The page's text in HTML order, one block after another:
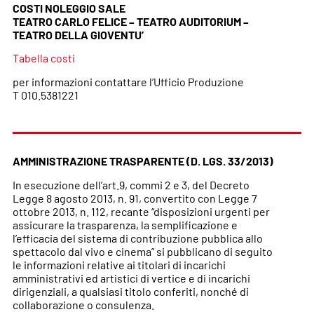
COSTI NOLEGGIO SALE
TEATRO CARLO FELICE – TEATRO AUDITORIUM –
TEATRO DELLA GIOVENTU’
Tabella costi
per informazioni contattare l’Ufficio Produzione
T 010.5381221
AMMINISTRAZIONE TRASPARENTE (D. LGS. 33/2013)
In esecuzione dell’art.9, commi 2 e 3, del Decreto
Legge 8 agosto 2013, n. 91, convertito con Legge 7
ottobre 2013, n. 112, recante “disposizioni urgenti per
assicurare la trasparenza, la semplificazione e
l’efficacia del sistema di contribuzione pubblica allo
spettacolo dal vivo e cinema” si pubblicano di seguito
le informazioni relative ai titolari di incarichi
amministrativi ed artistici di vertice e di incarichi
dirigenziali, a qualsiasi titolo conferiti, nonché di
collaborazione o consulenza.